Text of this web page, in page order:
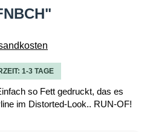
1-3 TAGE
so Fett gedruckt, das es
im Distorted-Look.. RUN-OF!